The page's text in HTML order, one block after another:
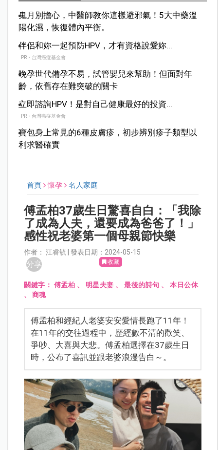
鬼月別擔心，中醫師教你這樣避邪氣！5大中藥溫
陽化濕，恢復體內平衡。
伴侶和妳一起預防HPV，才有資格說愛妳...
PR・台灣癌症基金會
晚孕世代備孕不易，試管嬰兒來幫助！但面對年
齡，依舊存在難突破的關卡
立即諮詢HPV！是對自己健康最好的投資...
PR・台灣癌症基金會
寶包身上常見的6種皮膚疹，初步辨別疹子類型以
利求醫確實
首頁 懷孕 名人家庭
傅孟柏37歲生日驚喜自白：「我除
了成為人夫，還要成為爸爸了！」
感性祝老婆第一個母親節快樂
作者： 江睿毓 | 發表日期：2024-05-15
分享 收藏
關鍵字： 傅孟柏 、 明星夫妻 、最後的詩句 、本日公休
、商魂
傅孟柏和經紀人老婆安安愛情長跑了11年！
在11年的交往過程中，歷經數不清的歡笑、
爭吵、大喜與大悲。傅孟柏選擇在37歲生日
時，公布了喜訊並跟老婆浪漫告白～。